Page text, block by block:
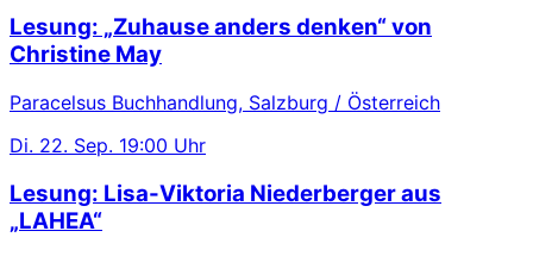
Lesung: „Zuhause anders denken“ von
Christine May
Paracelsus Buchhandlung, Salzburg / Österreich
Di. 22. Sep. 19:00 Uhr
Lesung: Lisa-Viktoria Niederberger aus
„LAHEA“